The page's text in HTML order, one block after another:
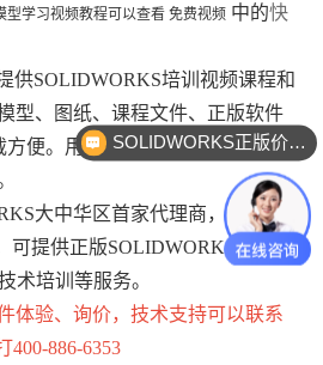
型学习视频教程可以查看 免费视频 中的快
供SOLIDWORKS培训视频课程和
型、图纸、课程文件、正版软件
便。用户可以在线免费注册下载
大中华区首家代理商，最大经
可提供正版SOLIDWORKS免费试
术培训等服务。
体验、询价，技术支持可以联系
400-886-6353
SOLIDWORKS正版价格？